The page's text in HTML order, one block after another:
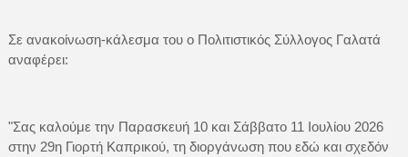
Σε ανακοίνωση-κάλεσμα του ο Πολιτιστικός Σύλλογος Γαλατά
αναφέρει:
"Σας καλούμε την Παρασκευή 10 και Σάββατο 11 Ιουλίου 2026
στην 29η Γιορτή Καπρικού, τη διοργάνωση που εδώ και σχεδόν